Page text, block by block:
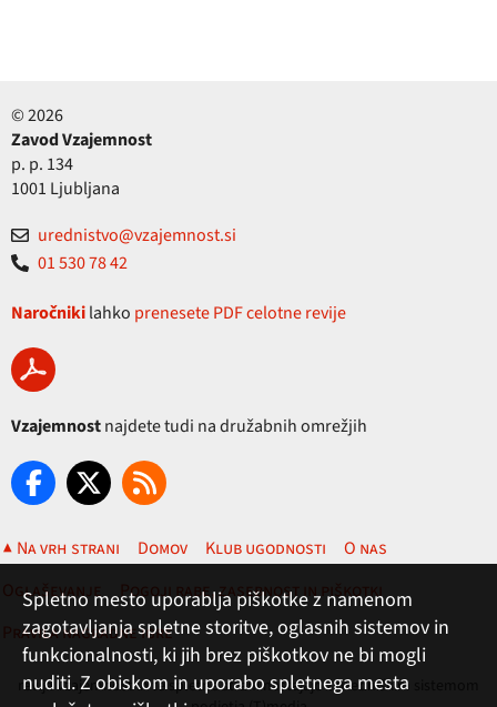
© 2026
Zavod Vzajemnost
p. p. 134
1001 Ljubljana
urednistvo@vzajemnost.si
01 530 78 42
Naročnikilahko prenesete PDF celotne revije
Vzajemnostnajdete tudi na družabnih omrežjih
▲ Na vrh strani Domov Klub ugodnosti
O nas
Oglaševanje
Pogoji rabe, zasebnost in piškotki
Pravila nagradne igre
revija Vzajemnost in te spletne strani nastajajo z uredniškim sistemom
Spletno mesto uporablja piškotke z namenom
zagotavljanja spletne storitve, oglasnih sistemov in
funkcionalnosti, ki jih brez piškotkov ne bi mogli
nuditi. Z obiskom in uporabo spletnega mesta